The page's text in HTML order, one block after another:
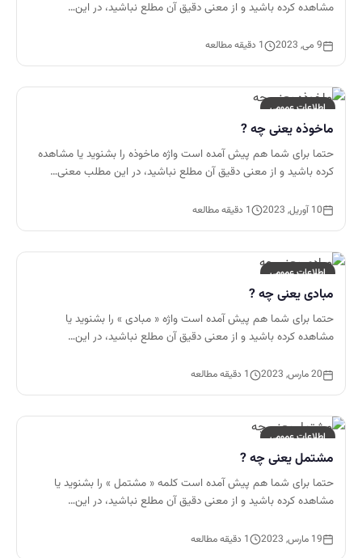
مشاهده کرده باشید و از معنی دقیق آن مطلع نباشید، در این…
9 می, 2023 1 دقیقه مطالعه
اطلاعات عمومی
ماخوذه یعنی چه ?
حتما برای شما هم پیش آمده است واژه ماخوذه را بشنوید یا مشاهده
کرده باشید و از معنی دقیق آن مطلع نباشید، در این مطلب معنی…
10 آوریل, 2023 1 دقیقه مطالعه
اطلاعات عمومی
مبادی یعنی چه ?
حتما برای شما هم پیش آمده است واژه « مبادی » را بشنوید یا
مشاهده کرده باشید و از معنی دقیق آن مطلع نباشید، در این…
20 مارس, 2023 1 دقیقه مطالعه
اطلاعات عمومی
مشتمل یعنی چه ?
حتما برای شما هم پیش آمده است کلمه « مشتمل » را بشنوید یا
مشاهده کرده باشید و از معنی دقیق آن مطلع نباشید، در این…
19 مارس, 2023 1 دقیقه مطالعه